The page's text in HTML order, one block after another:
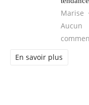
Marise
Aucun
En savoir plus